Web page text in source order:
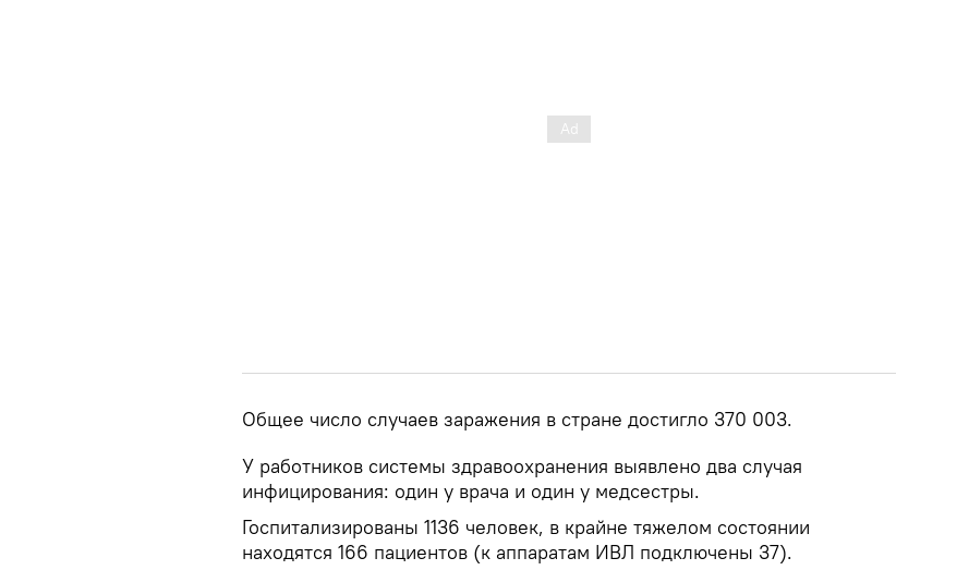
Общее число случаев заражения в стране достигло 370 003.
У работников системы здравоохранения выявлено два случая
инфицирования: один у врача и один у медсестры.
Госпитализированы 1136 человек, в крайне тяжелом состоянии
находятся 166 пациентов (к аппаратам ИВЛ подключены 37).